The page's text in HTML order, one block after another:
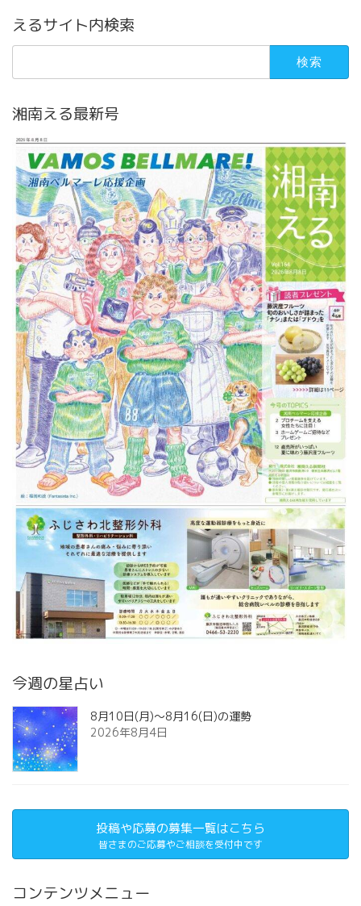
えるサイト内検索
湘南える最新号
今週の星占い
8月10日(月)～8月16(日)の運勢
2026年8月4日
投稿や応募の募集一覧はこちら
皆さまのご応募やご相談を受付中です
コンテンツメニュー